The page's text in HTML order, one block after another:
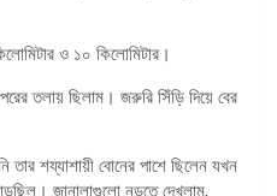
ও ১০ কিলোমিটার।
তলায় ছিলাম। জরুরি সিঁড়ি দিয়ে বের
তার শয্যাশায়ী বোনের পাশে ছিলেন যখন
জানালাগুলো নড়তে দেখলাম,